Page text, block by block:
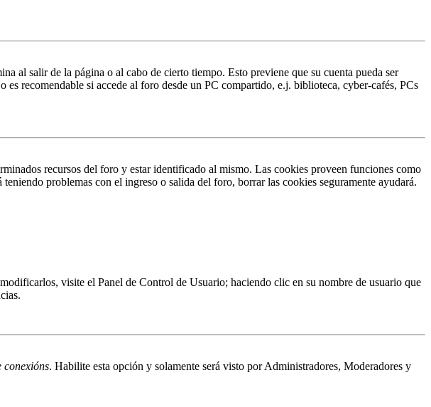
al salir de la página o al cabo de cierto tiempo. Esto previene que su cuenta pueda ser
recomendable si accede al foro desde un PC compartido, e.j. biblioteca, cyber-cafés, PCs
recursos del foro y estar identificado al mismo. Las cookies proveen funciones como
problemas con el ingreso o salida del foro, borrar las cookies seguramente ayudará.
visite el Panel de Control de Usuario; haciendo clic en su nombre de usuario que
conexións. Habilite esta opción y solamente será visto por Administradores, Moderadores y